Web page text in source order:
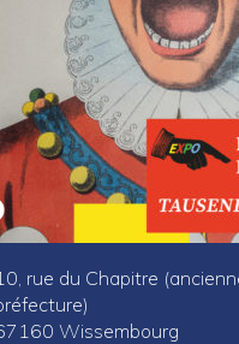
rue du Chapitre
Wissembourg